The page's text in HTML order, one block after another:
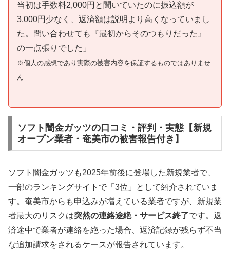
当初は手数料2,000円と聞いていたのに振込額が
3,000円少なく、返済額は説明より高くなっていまし
た。問い合わせても『最初からそのつもりだった』
の一点張りでした」
※個人の感想であり実際の被害内容を保証するものではありませ
ん
ソフト闇金ガッツの口コミ・評判・実態【新規
オープン業者・奄美市の被害報告付き】
ソフト闇金ガッツも2025年前後に登場した新規業者で、
一部のランキングサイトで「3位」として紹介されていま
す。奄美市からも申込みが増えている業者ですが、新規業
者最大のリスクは突然の連絡途絶・サービス終了です。返
済途中で業者が連絡を絶った場合、返済記録が残らず不当
な追加請求をされるケースが報告されています。